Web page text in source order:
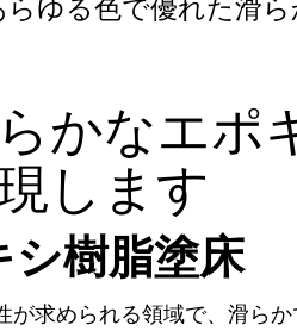
ゆる色で優れた滑ら
かなエポ
します
樹脂塗床
が求められる領域で、滑ら